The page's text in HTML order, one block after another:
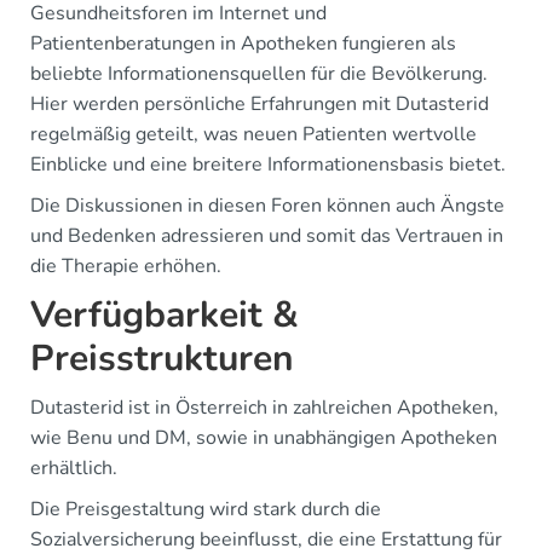
Gesundheitsforen im Internet und
Patientenberatungen in Apotheken fungieren als
beliebte Informationensquellen für die Bevölkerung.
Hier werden persönliche Erfahrungen mit Dutasterid
regelmäßig geteilt, was neuen Patienten wertvolle
Einblicke und eine breitere Informationensbasis bietet.
Die Diskussionen in diesen Foren können auch Ängste
und Bedenken adressieren und somit das Vertrauen in
die Therapie erhöhen.
Verfügbarkeit &
Preisstrukturen
Dutasterid ist in Österreich in zahlreichen Apotheken,
wie Benu und DM, sowie in unabhängigen Apotheken
erhältlich.
Die Preisgestaltung wird stark durch die
Sozialversicherung beeinflusst, die eine Erstattung für